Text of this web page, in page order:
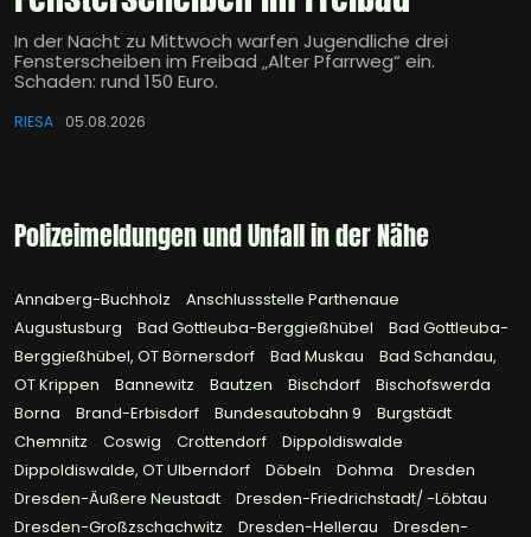
In der Nacht zu Mittwoch warfen Jugendliche drei
Fensterscheiben im Freibad „Alter Pfarrweg“ ein.
Schaden: rund 150 Euro.
RIESA 05.08.2026
Polizeimeldungen und Unfall in der Nähe
Annaberg-Buchholz
Anschlussstelle Parthenaue
Augustusburg
Bad Gottleuba-Berggießhübel
Bad Gottleuba-
Berggießhübel, OT Börnersdorf
Bad Muskau
Bad Schandau,
OT Krippen
Bannewitz Bautzen Bischdorf
Bischofswerda
Borna
Brand-Erbisdorf Bundesautobahn 9
Burgstädt
Chemnitz
Coswig Crottendorf
Dippoldiswalde
Dippoldiswalde, OT Ulberndorf
Döbeln Dohma
Dresden
Dresden-Äußere Neustadt
Dresden-Friedrichstadt/ -Löbtau
Dresden-Großzschachwitz
Dresden-Hellerau
Dresden-